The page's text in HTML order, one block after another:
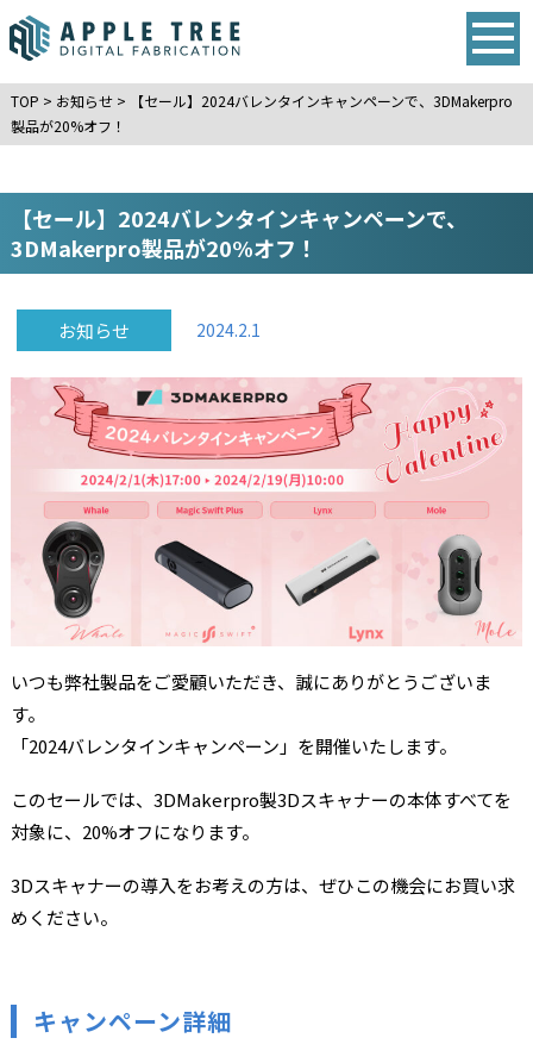
TOP > お知らせ>
【セール】2024バレンタインキャンペーンで、3DMakerpro
製品が20%オフ！
【セール】2024バレンタインキャンペーンで、
3DMakerpro製品が20%オフ！
お知らせ 2024.2.1
いつも弊社製品をご愛顧いただき、誠にありがとうございま
す。
「2024バレンタインキャンペーン」を開催いたします。
このセールでは、3DMakerpro製3Dスキャナーの本体すべてを
対象に、20%オフになります。
3Dスキャナーの導入をお考えの方は、ぜひこの機会にお買い求
めください。
キャンペーン詳細